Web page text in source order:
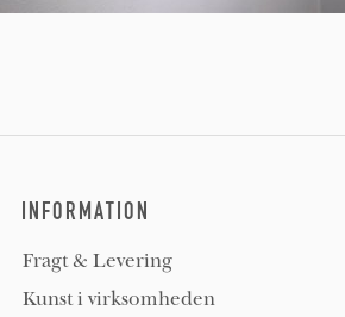
INFORMATION
Fragt & Levering
Kunst i virksomheden